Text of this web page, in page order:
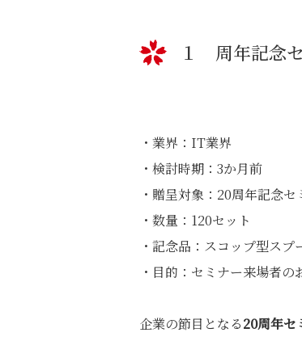
１ 周年記念
・業界：IT業界
・検討時期：3か月前
・贈呈対象：20周年記念
・数量：120セット
・記念品：スコップ型スプ
・目的：セミナー来場者の
企業の節目となる20周年セ